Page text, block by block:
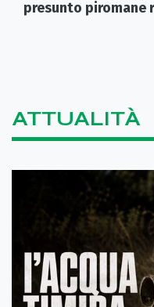
presunto piromane
ATTUALITÀ